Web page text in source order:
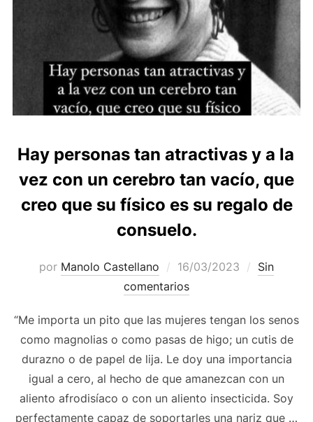
Hay personas tan atractivas y a la
vez con un cerebro tan vacío, que
creo que su físico es su regalo de
consuelo.
por Manolo Castellano
Publicado
el
16/03/2023
Sin
comentarios
“Me importa un pito que las mujeres tengan los senos
como magnolias o como pasas de higo; un cutis de
durazno o de papel de lija. Le doy una importancia
igual a cero, al hecho de que amanezcan con un
aliento afrodisíaco o con un aliento insecticida. Soy
perfectamente capaz de soportarles una nariz que …